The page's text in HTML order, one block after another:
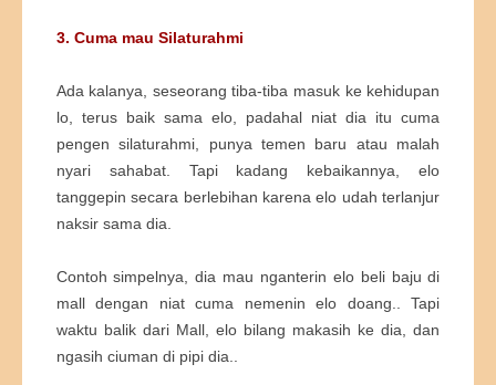
3. Cuma mau Silaturahmi
Ada kalanya, seseorang tiba-tiba masuk ke kehidupan
lo, terus baik sama elo, padahal niat dia itu cuma
pengen silaturahmi, punya temen baru atau malah
nyari sahabat. Tapi kadang kebaikannya, elo
tanggepin secara berlebihan karena elo udah terlanjur
naksir sama dia.
Contoh simpelnya, dia mau nganterin elo beli baju di
mall dengan niat cuma nemenin elo doang.. Tapi
waktu balik dari Mall, elo bilang makasih ke dia, dan
ngasih ciuman di pipi dia..